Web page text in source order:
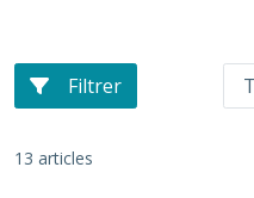
Filtrer
13 articles